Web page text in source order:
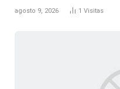
agosto 9, 2026 1 Visitas